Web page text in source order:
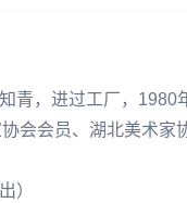
青，进过工厂，
会会员、湖北美术
）